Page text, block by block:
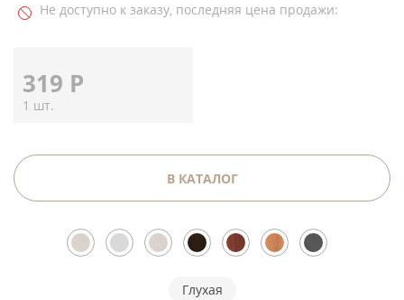
Не доступно к заказу, последняя цена продажи:
319 Р
1 шт.
В КАТАЛОГ
Глухая